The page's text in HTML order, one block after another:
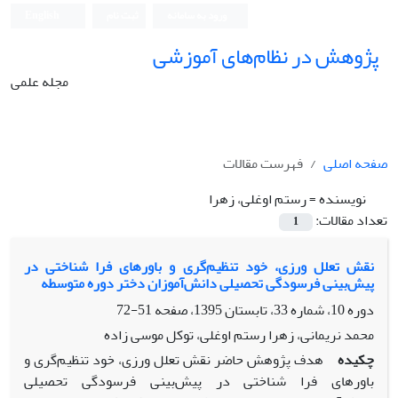
پژوهش در نظام‌های آموزشی
مجله علمی
صفحه اصلی
فهرست مقالات
نویسنده =رستم اوغلی، زهرا
تعداد مقالات:
1
نقش تعلل ورزی، خود تنظیم‌گری و باورهای فرا شناختی در
پیش‌بینی فرسودگی تحصیلی دانش‌آموزان دختر دوره متوسطه
دوره 10، شماره 33، تابستان 1395، صفحه
51-72
محمد نریمانی، زهرا رستم اوغلی، توکل موسی زاده
چکیده هدف پژوهش حاضر نقش تعلل ورزی، خود تنظیم‌گری و
باورهای فرا شناختی در پیش‌بینی فرسودگی تحصیلی